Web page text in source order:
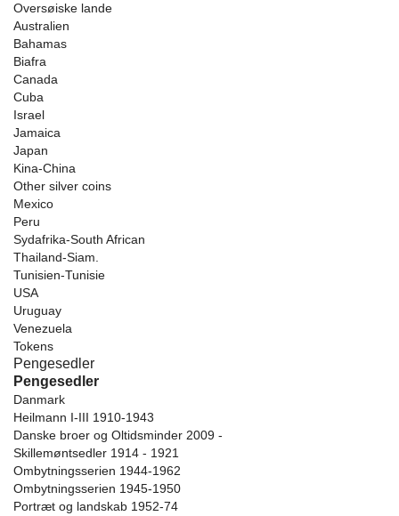
Oversøiske lande
Australien
Bahamas
Biafra
Canada
Cuba
Israel
Jamaica
Japan
Kina-China
Other silver coins
Mexico
Peru
Sydafrika-South African
Thailand-Siam.
Tunisien-Tunisie
USA
Uruguay
Venezuela
Tokens
Pengesedler
Pengesedler
Danmark
Heilmann I-III 1910-1943
Danske broer og Oltidsminder 2009 -
Skillemøntsedler 1914 - 1921
Ombytningsserien 1944-1962
Ombytningsserien 1945-1950
Portræt og landskab 1952-74